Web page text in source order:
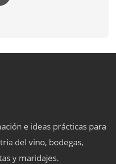
e ideas prácticas para
del vino, bodegas,
y maridajes.